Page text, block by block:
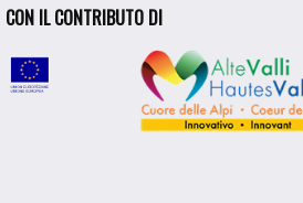
CON IL CONTRIBUTO DI